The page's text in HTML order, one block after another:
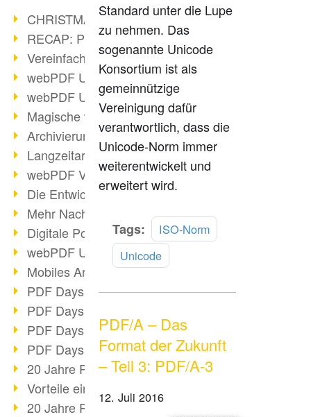
CHRISTMAS 2022 loading
RECAP: PDF Days Europe 2022
Vereinfachung Personalprozesse
webPDF Update 8.0.0.2727
webPDF Update 9.0.0.2732
Magische webPDF Version 9
Archivierung: Aufbewahrungsfristen
Langzeitarchivierung mit PDF/A
webPDF Video - Behind the Scenes
Die Entwicklung von PDF/X
Mehr Nachhaltigkeit durch PDF
Digitale Post als PDF/A
webPDF Update 8.0.0.2531
Mobiles Arbeiten mit PDF
PDF Days 2022 Themenblock 3
PDF Days 2022 Themenblock 2
PDF Days 2022 Themenblock 1
PDF Days Europe 2022
20 Jahre PDF/X (Teil 3)
Vorteile einer PDF-Businesslösung
20 Jahre PDF/X (Teil 2)
Standard unter die Lupe
zu nehmen. Das
sogenannte Unicode
Konsortium ist als
gemeinnützige
Vereinigung dafür
verantwortlich, dass die
Unicode-Norm immer
weiterentwickelt und
erweitert wird.
Tags:
ISO-Norm
Unicode
PDF/A – Das
Format der Zukunft
– Teil 3: PDF/A-3
12. Juli 2016